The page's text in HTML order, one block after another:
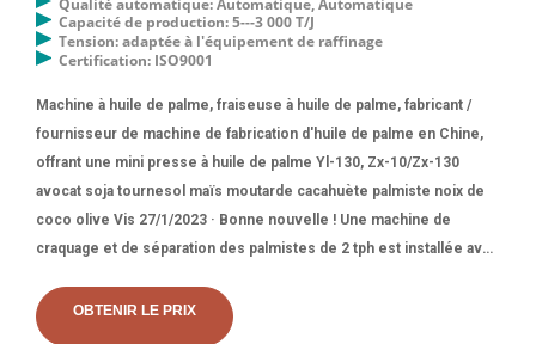
Capacité de production: 5---3 000 T/J
Tension: adaptée à l'équipement de raffinage
Certification: ISO9001
Machine à huile de palme, fraiseuse à huile de palme, fabricant /
fournisseur de machine de fabrication d'huile de palme en Chine,
offrant une mini presse à huile de palme Yl-130, Zx-10/Zx-130
avocat soja tournesol maïs moutarde cacahuète palmiste noix de
coco olive Vis 27/1/2023 · Bonne nouvelle ! Une machine de
craquage et de séparation des palmistes de 2 tph est installée avec
séparation des palmistes est spécialement conçue par nos
ingénieurs sur la base de celle des usines de moulin à huile de
OBTENIR LE PRIX